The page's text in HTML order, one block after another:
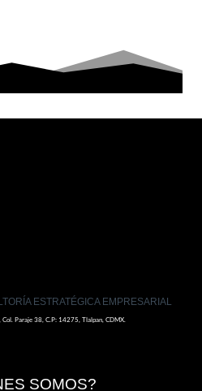
ESTRATÉGICA EMPRESARIAL
Paraje 38, C.P: 14275, Tlalpan, CDMX.
SOMOS?